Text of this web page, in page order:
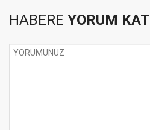
HABERE YORUM KAT